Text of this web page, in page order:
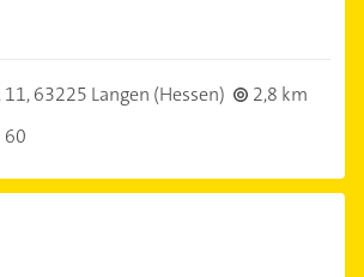
63225 Langen (Hessen)
2,8 km
60